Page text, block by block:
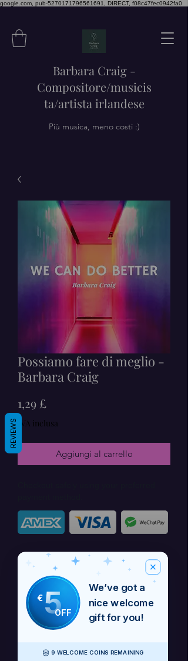
google.com, pub-5270171796561691, DIRECT, f08c47fec0942fa0
Barbara Craig -
Compositore/musicis
ta/artista irlandese
Più musica, meno costi :)
Possiamo fare di meglio -
Barbara Craig
1,29 £Prezzo
IVA inclusa
Aggiungi al carrello
€5OFF
We’ve got a
nice welcome
gift for you!
9 WELCOME COINS REMAINING
REVIEWS